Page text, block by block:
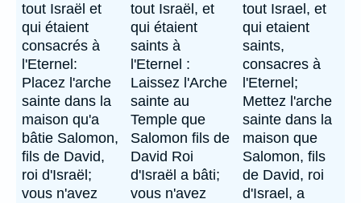
tout Israël et
qui étaient
consacrés à
l'Eternel:
Placez l'arche
sainte dans la
maison qu'a
bâtie Salomon,
fils de David,
roi d'Israël;
vous n'avez
tout Israël, et
qui étaient
saints à
l'Eternel :
Laissez l'Arche
sainte au
Temple que
Salomon fils de
David Roi
d'Israël a bâti;
vous n'avez
tout Israel, et
qui etaient
saints,
consacres à
l'Eternel;
Mettez l'arche
sainte dans la
maison que
Salomon, fils
de David, roi
d'Israel, a